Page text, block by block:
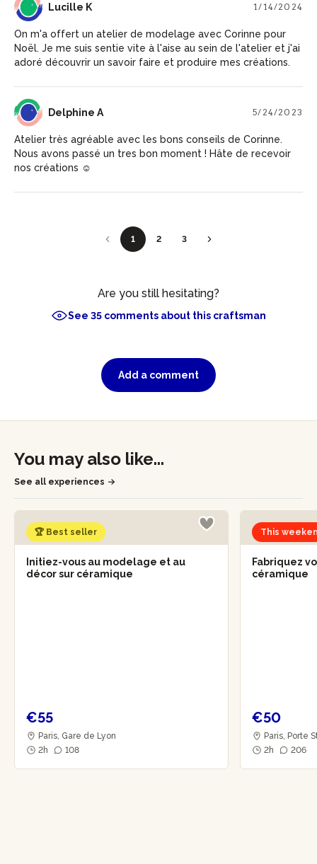
LK Lucille K 1/14/2024
On m'a offert un atelier de modelage avec Corinne pour
Noël. Je me suis sentie vite à l'aise au sein de l'atelier et j'ai
adoré découvrir un savoir faire et produire mes créations.
DA Delphine A 5/24/2023
Atelier très agréable avec les bons conseils de Corinne.
Nous avons passé un tres bon moment ! Hâte de recevoir
nos créations ☺️
1 2 3
Are you still hesitating?
See 35 comments about this craftsman
Add a comment
You may also like...
See all experiences
🏆 Best seller
Initiez-vous au modelage et au
décor sur céramique
€55
Paris, Gare de Lyon
2h
108
This
Fabriquez
céramique
€50
Paris, Porte
2h
206